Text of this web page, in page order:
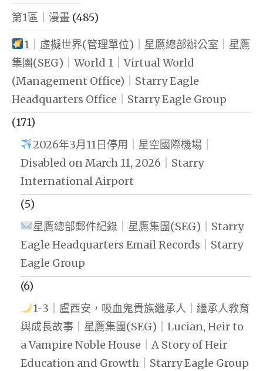
第1區｜漫畫 (485)
1｜虛擬世界(管理單位)｜星鷹總部辦公室｜星鷹
集團(SEG)｜World 1｜Virtual World
(Management Office)｜Starry Eagle
Headquarters Office｜Starry Eagle Group
(171)
2026年3月11日停用｜星空國際機場｜
Disabled on March 11, 2026｜Starry
International Airport
(5)
星鷹總部郵件紀錄｜星鷹集團(SEG)｜Starry
Eagle Headquarters Email Records｜Starry
Eagle Group
(6)
1-3｜盧西安，吸血鬼貴族繼承人｜繼承人教育
與成長故事｜星鷹集團(SEG)｜Lucian, Heir to
a Vampire Noble House｜A Story of Heir
Education and Growth｜Starry Eagle Group